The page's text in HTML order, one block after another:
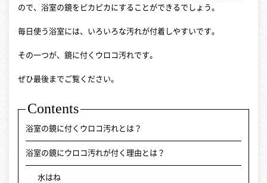
ので、浴室の鏡をピカピカにすることができるでしょう。
毎日使う浴室には、いろいろな汚れが付着しやすいです。
その一つが、鏡に付くウロコ汚れです。
ぜひ最後までご覧ください。
Contents
浴室の鏡に付くウロコ汚れとは？
浴室の鏡にウロコ汚れが付く理由とは？
水はね